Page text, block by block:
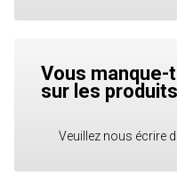
Vous
sur les
Veuillez nous écrire